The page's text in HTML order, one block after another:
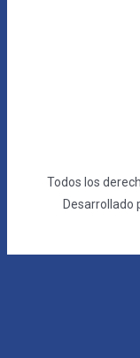
Todos los
Desarrollado